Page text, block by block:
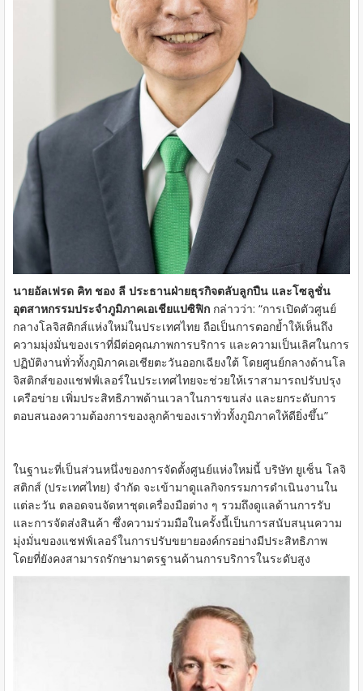
นายอัลเฟรด คิท ชอง ลี ประธานฝ่ายธุรกิจตลับลูกปืน และโซลูชั่น
อุตสาหกรรมประจำภูมิภาคเอเชียแปซิฟิก กล่าวว่า: “การเปิดตัวศูนย์
กลางโลจิสติกส์แห่งใหม่ในประเทศไทย ถือเป็นการตอกย้ำให้เห็นถึง
ความมุ่งมั่นของเราที่มีต่อคุณภาพการบริการ และความเป็นเลิศในการ
ปฏิบัติงานทั่วทั้งภูมิภาคเอเชียตะวันออกเฉียงใต้ โดยศูนย์กลางด้านโล
จิสติกส์ของแชฟฟ์เลอร์ในประเทศไทยจะช่วยให้เราสามารถปรับปรุง
เครือข่าย เพิ่มประสิทธิภาพด้านเวลาในการขนส่ง และยกระดับการ
ตอบสนองความต้องการของลูกค้าของเราทั่วทั้งภูมิภาคให้ดียิ่งขึ้น”
ในฐานะที่เป็นส่วนหนึ่งของการจัดตั้งศูนย์แห่งใหม่นี้ บริษัท ยูเซ็น โลจิ
สติกส์ (ประเทศไทย) จำกัด จะเข้ามาดูแลกิจกรรมการดำเนินงานใน
แต่ละวัน ตลอดจนจัดหาชุดเครื่องมือต่าง ๆ รวมถึงดูแลด้านการรับ
และการจัดส่งสินค้า ซึ่งความร่วมมือในครั้งนี้เป็นการสนับสนุนความ
มุ่งมั่นของแชฟฟ์เลอร์ในการปรับขยายองค์กรอย่างมีประสิทธิภาพ
โดยที่ยังคงสามารถรักษามาตรฐานด้านการบริการในระดับสูง